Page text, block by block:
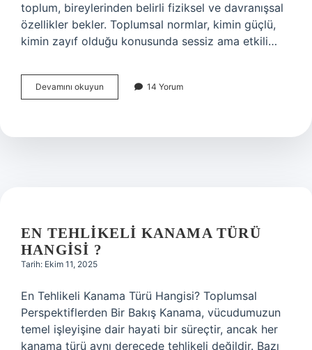
toplum, bireylerinden belirli fiziksel ve davranışsal
özellikler bekler. Toplumsal normlar, kimin güçlü,
kimin zayıf olduğu konusunda sessiz ama etkili…
Devamını okuyun
olarak
için
14 Yorum
EN TEHLIKELI KANAMA TÜRÜ
HANGISI ?
Tarih: Ekim 11, 2025
En Tehlikeli Kanama Türü Hangisi? Toplumsal
Perspektiflerden Bir Bakış Kanama, vücudumuzun
temel işleyişine dair hayati bir süreçtir, ancak her
kanama türü aynı derecede tehlikeli değildir. Bazı